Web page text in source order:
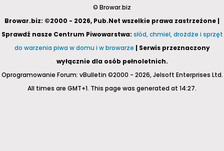
© Browar.biz
Browar.biz: ©2000 - 2026, Pub.Net wszelkie prawa zastrzeżone |
Sprawdź nasze Centrum Piwowarstwa: słód, chmiel, drożdże i sprzęt
do warzenia piwa w domu i w browarze | Serwis przeznaczony
wyłącznie dla osób pełnoletnich.
Oprogramowanie Forum: vBulletin ©2000 - 2026, Jelsoft Enterprises Ltd.
All times are GMT+1. This page was generated at 14:27.